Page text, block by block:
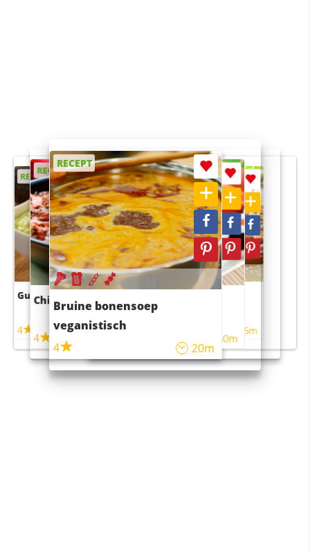
RECEPT
Guacamole
4
RECEPT
Chili con carne
4 45m
RECEPT
Bruine bonensoep
veganistisch
4
20m
RECEPT
Sushi rijstsalade
maaltijdsalade
40m
RECEPT
4 55m